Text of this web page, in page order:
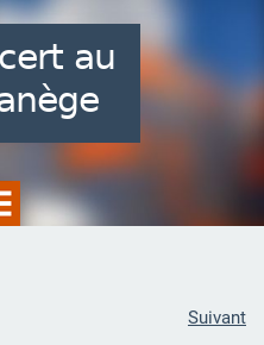
Suivant